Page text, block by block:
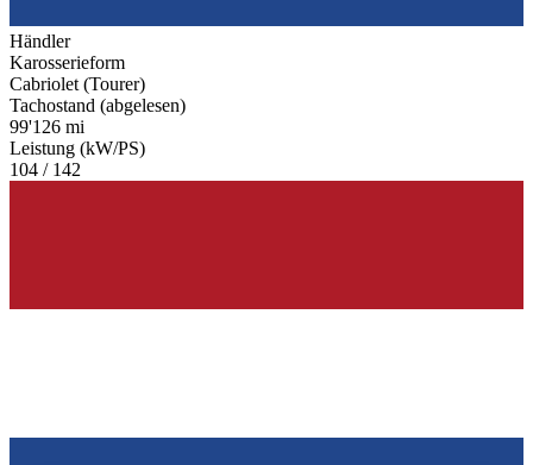
Händler
Karosserieform
Cabriolet (Tourer)
Tachostand (abgelesen)
99'126 mi
Leistung (kW/PS)
104 / 142